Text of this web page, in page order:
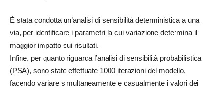
È stata condotta un’analisi di sensibilità deterministica a una
via, per identificare i parametri la cui variazione determina il
maggior impatto sui risultati.
Infine, per quanto riguarda l’analisi di sensibilità probabilistica
(PSA), sono state effettuate 1000 iterazioni del modello,
facendo variare simultaneamente e casualmente i valori dei